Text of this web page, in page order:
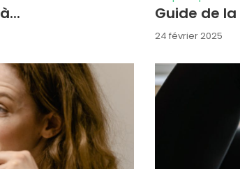
Guide de
24 février 2025